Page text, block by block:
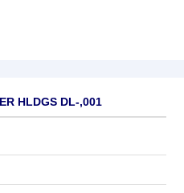
HLDGS DL-,001